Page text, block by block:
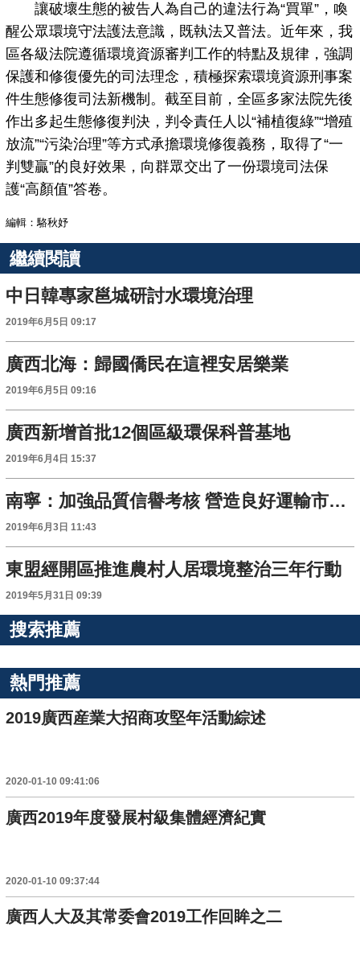
讓破壞生態的被告人為自己的違法行為“買單”，喚
醒公眾環境守法護法意識，既執法又普法。近年來，我
區各級法院遵循環境資源審判工作的特點及規律，強調
保護和修復優先的司法理念，積極探索環境資源刑事案
件生態修復司法新機制。截至目前，全區多家法院先後
作出多起生態修復判決，判令責任人以“補植復綠”“增殖
放流”“污染治理”等方式承擔環境修復義務，取得了“一
判雙贏”的良好效果，向群眾交出了一份環境司法保
護“高顏值”答卷。
編輯：駱秋妤
繼續閱讀
中日韓專家邕城研討水環境治理
2019年6月5日 09:17
廣西北海：歸國僑民在這裡安居樂業
2019年6月5日 09:16
廣西新增首批12個區級環保科普基地
2019年6月4日 15:37
南寧：加強品質信譽考核 營造良好運輸市場環境
2019年6月3日 11:43
東盟經開區推進農村人居環境整治三年行動
2019年5月31日 09:39
搜索推薦
熱門推薦
2019廣西産業大招商攻堅年活動綜述
2020-01-10 09:41:06
廣西2019年度發展村級集體經濟紀實
2020-01-10 09:37:44
廣西人大及其常委會2019工作回眸之二